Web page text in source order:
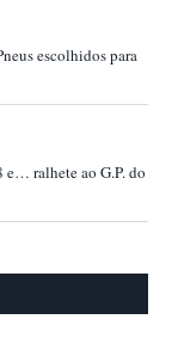
escolhidos para
ralhete ao G.P. do